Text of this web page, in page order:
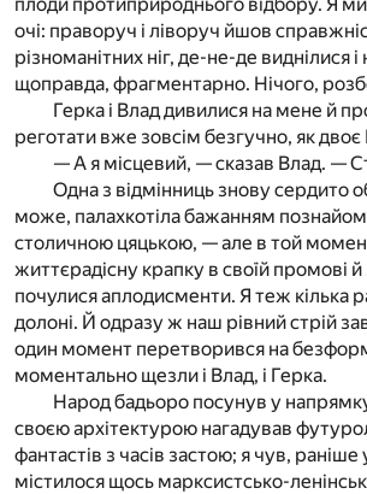
очі: праворуч і ліворуч йшов
різноманітних ніг, де-не-де виднілися і
щоправда, фрагментарно. Нічого,
Герка і Влад дивилися на мене й
реготати вже зовсім безгучно, як
— А я місцевий, — сказав Влад. —
Одна з відмінниць знову сердито
може, палахкотіла бажанням
столичною цяцькою, — але в той
життєрадісну крапку в своїй промові й
почулися аплодисменти. Я теж кілька
долоні. Й одразу ж наш рівний стрій
один момент перетворився на
моментально щезли і Влад, і Герка.
Народ бадьоро посунув у
своєю архітектурою нагадував
фантастів з часів застою; я чув, раніше
містилося щось марксистсько-